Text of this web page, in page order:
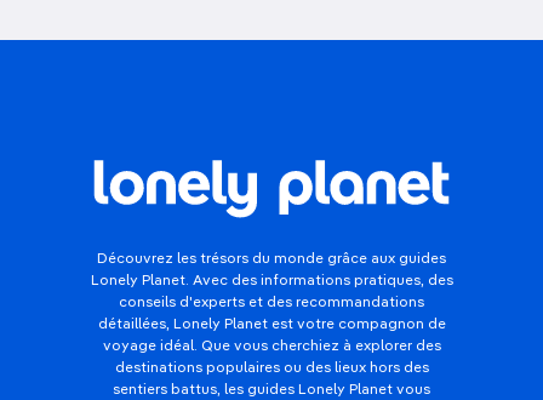
Découvrez les trésors du monde grâce aux guides
Lonely Planet. Avec des informations pratiques, des
conseils d'experts et des recommandations
détaillées, Lonely Planet est votre compagnon de
voyage idéal. Que vous cherchiez à explorer des
destinations populaires ou des lieux hors des
sentiers battus, les guides Lonely Planet vous